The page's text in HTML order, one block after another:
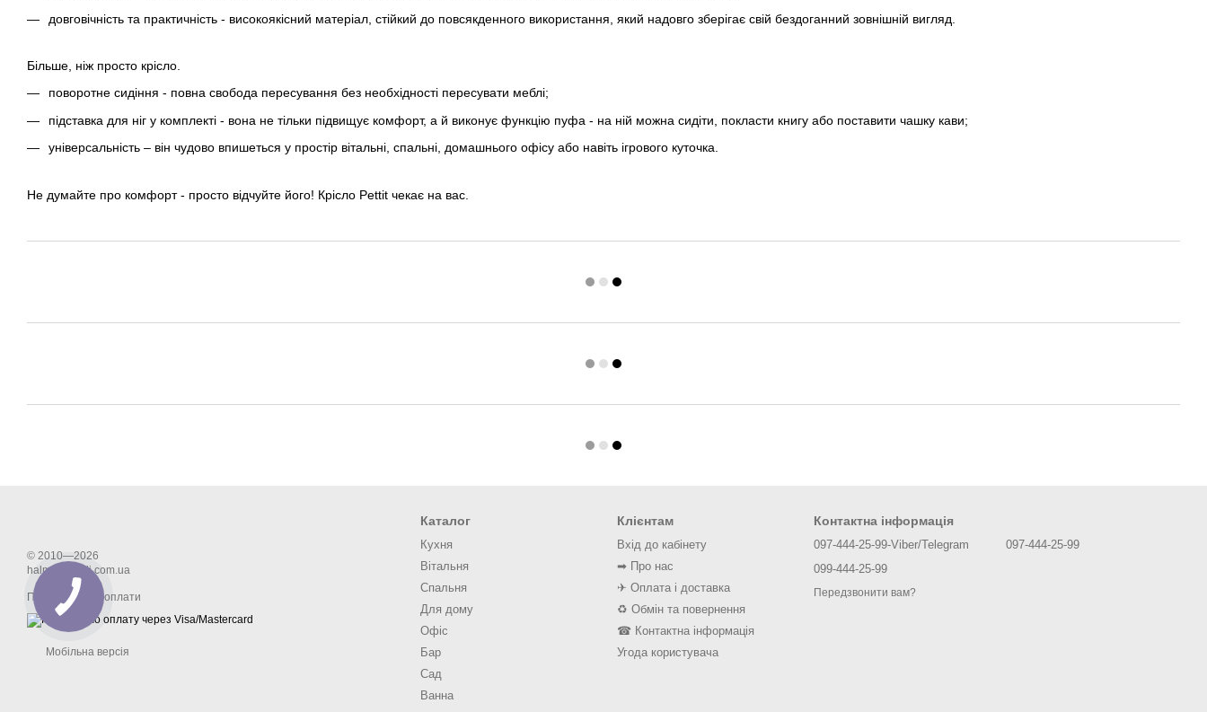
довговічність та практичність - високоякісний матеріал, стійкий до повсякденного використання, який надовго зберігає свій бездоганний зовнішній вигляд.
Більше, ніж просто крісло.
поворотне сидіння - повна свобода пересування без необхідності пересувати меблі;
підставка для ніг у комплекті - вона не тільки підвищує комфорт, а й виконує функцію пуфа - на ній можна сидіти, покласти книгу або поставити чашку кави;
універсальність – він чудово впишеться у простір вітальні, спальні, домашнього офісу або навіть ігрового куточка.
Не думайте про комфорт - просто відчуйте його! Крісло Pettit чекає на вас.
© 2010—2026
halmar-mebli.com.ua
Приймаємо до оплати
Мобільна версія
Каталог
Кухня
Вітальня
Спальня
Для дому
Офіс
Бар
Сад
Ванна
Клієнтам
Вхід до кабінету
➡ Про нас
✈ Оплата і доставка
♻ Обмін та повернення
☎ Контактна інформація
Угода користувача
Контактна інформація
097-444-25-99-Viber/Telegram
099-444-25-99
Передзвонити вам?
097-444-25-99